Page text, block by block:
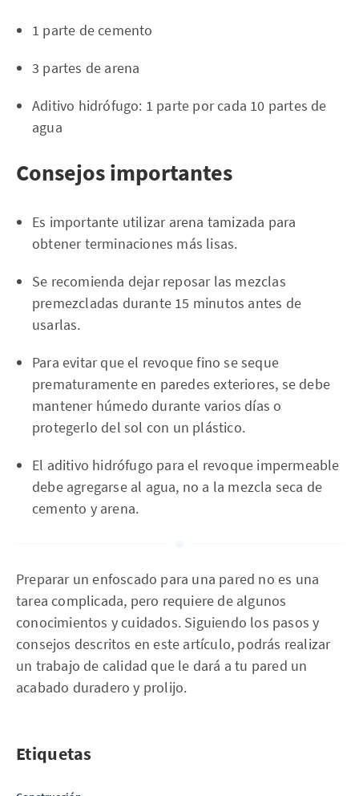
1 parte de cemento
3 partes de arena
Aditivo hidrófugo: 1 parte por cada 10 partes de
agua
Consejos importantes
Es importante utilizar arena tamizada para
obtener terminaciones más lisas.
Se recomienda dejar reposar las mezclas
premezcladas durante 15 minutos antes de
usarlas.
Para evitar que el revoque fino se seque
prematuramente en paredes exteriores, se debe
mantener húmedo durante varios días o
protegerlo del sol con un plástico.
El aditivo hidrófugo para el revoque impermeable
debe agregarse al agua, no a la mezcla seca de
cemento y arena.
Preparar un enfoscado para una pared no es una
tarea complicada, pero requiere de algunos
conocimientos y cuidados. Siguiendo los pasos y
consejos descritos en este artículo, podrás realizar
un trabajo de calidad que le dará a tu pared un
acabado duradero y prolijo.
Etiquetas